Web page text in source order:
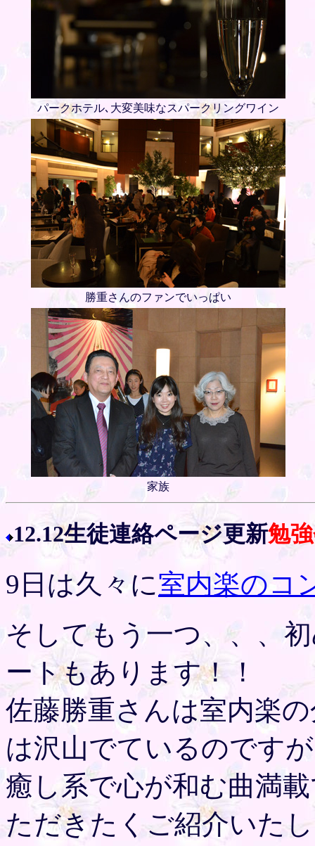
パークホテル､大変美味なスパークリングワイン
勝重さんのファンでいっぱい
家族
12.12生徒連絡ページ更新勉
9日は久々に室内楽のコ
そしてもう一つ、、、
ートもあります！！
佐藤勝重さんは室内楽
は沢山でているのです
癒し系で心が和む曲満
ただきたくご紹介いた